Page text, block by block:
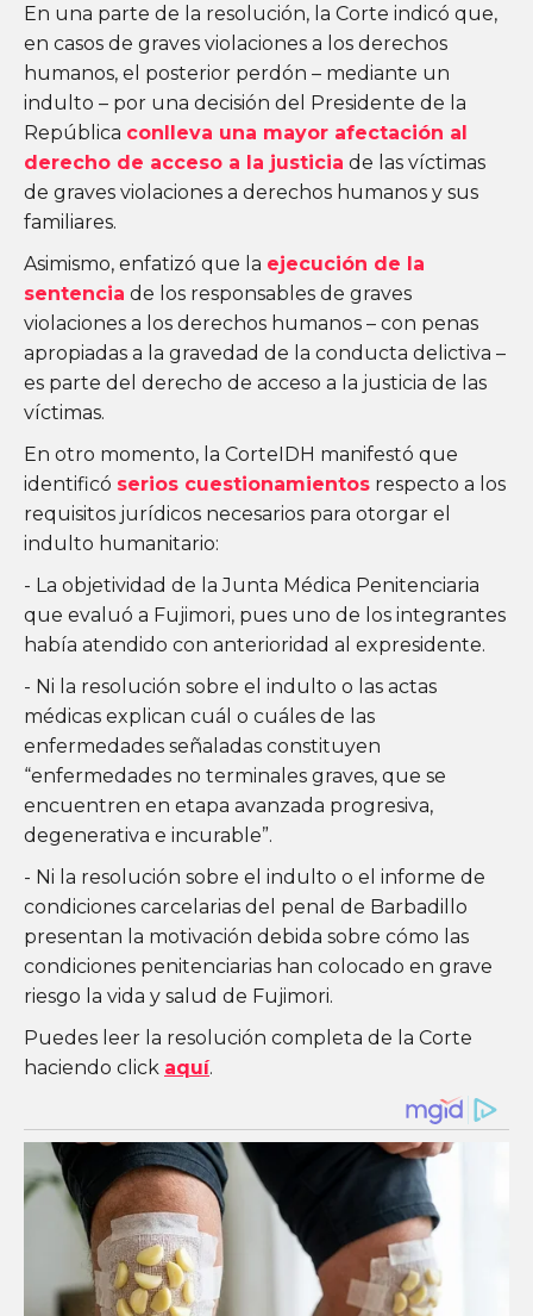
En una parte de la resolución, la Corte indicó que,
en casos de graves violaciones a los derechos
humanos, el posterior perdón – mediante un
indulto – por una decisión del Presidente de la
República conlleva una mayor afectación al
derecho de acceso a la justicia de las víctimas
de graves violaciones a derechos humanos y sus
familiares.
Asimismo, enfatizó que la ejecución de la
sentencia de los responsables de graves
violaciones a los derechos humanos – con penas
apropiadas a la gravedad de la conducta delictiva –
es parte del derecho de acceso a la justicia de las
víctimas.
En otro momento, la CorteIDH manifestó que
identificó serios cuestionamientos respecto a los
requisitos jurídicos necesarios para otorgar el
indulto humanitario:
- La objetividad de la Junta Médica Penitenciaria
que evaluó a Fujimori, pues uno de los integrantes
había atendido con anterioridad al expresidente.
- Ni la resolución sobre el indulto o las actas
médicas explican cuál o cuáles de las
enfermedades señaladas constituyen
“enfermedades no terminales graves, que se
encuentren en etapa avanzada progresiva,
degenerativa e incurable”.
- Ni la resolución sobre el indulto o el informe de
condiciones carcelarias del penal de Barbadillo
presentan la motivación debida sobre cómo las
condiciones penitenciarias han colocado en grave
riesgo la vida y salud de Fujimori.
Puedes leer la resolución completa de la Corte
haciendo click aquí.